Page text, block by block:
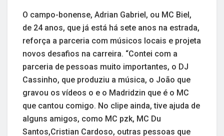
O campo-bonense, Adrian Gabriel, ou MC Biel,
de 24 anos, que já está há sete anos na estrada,
reforça a parceria com músicos locais e projeta
novos desafios na carreira. “Contei com a
parceria de pessoas muito importantes, o DJ
Cassinho, que produziu a música, o João que
gravou os vídeos o e o Madridzin que é o MC
que cantou comigo. No clipe ainda, tive ajuda de
alguns amigos, como MC pzk, MC Du
Santos,Cristian Cardoso, outras pessoas que